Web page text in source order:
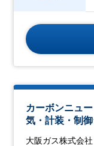
カーボンニュ
気・計装・制
大阪ガス株式会社